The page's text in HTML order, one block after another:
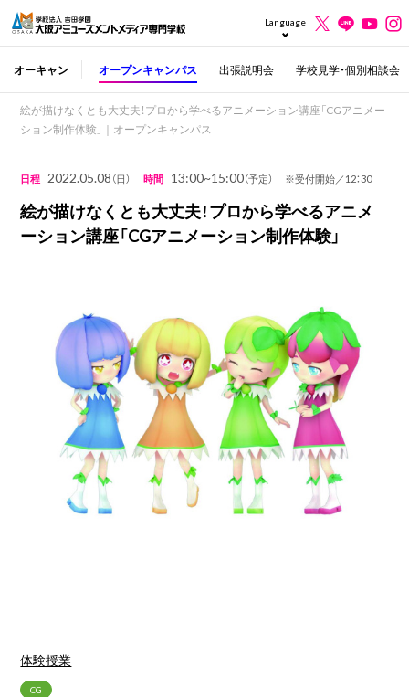
Language
オーキャン オープンキャンパス 出張説明会 学校見学・個別相談会
絵が描けなくとも大丈夫！プロから学べるアニメーション講座「CGアニメー
ション制作体験」｜オープンキャンパス
日程 2022.05.08（日） 時間 13:00~15:00（予定） ※受付開始／12：30
絵が描けなくとも大丈夫！プロから学べるアニメ
ーション講座「CGアニメーション制作体験」
体験授業
CG